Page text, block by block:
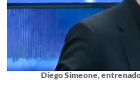
Diego Simeone,